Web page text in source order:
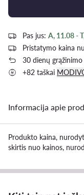
Pas jus: A, 11.08 -
Pristatymo kaina
30 dienų grąžinimo
+82 taškai
Informacija apie
Produkto kaina,
skirtis nuo kainos,